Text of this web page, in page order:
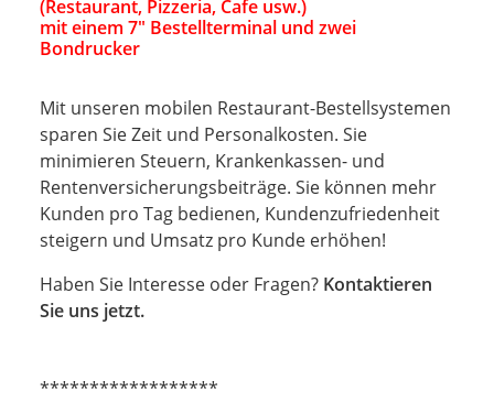
(Restaurant, Pizzeria, Cafe usw.)
mit einem 7" Bestellterminal und zwei
Bondrucker
Mit unseren mobilen Restaurant-Bestellsystemen
sparen Sie Zeit und Personalkosten. Sie
minimieren Steuern, Krankenkassen- und
Rentenversicherungsbeiträge. Sie können mehr
Kunden pro Tag bedienen, Kundenzufriedenheit
steigern und Umsatz pro Kunde erhöhen!
Haben Sie Interesse oder Fragen? Kontaktieren
Sie uns jetzt.
******************